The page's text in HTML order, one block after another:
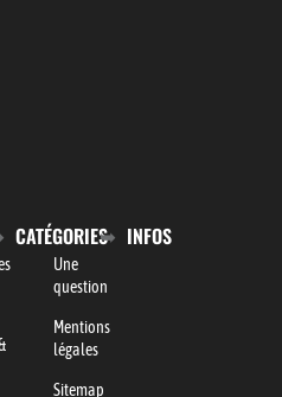
CATÉGORIES INFOS
Une
question
Mentions
légales
Sitemap